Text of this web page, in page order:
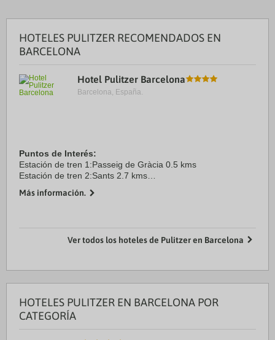
HOTELES PULITZER RECOMENDADOS EN
BARCELONA
Hotel Pulitzer Barcelona
Barcelona, España.
Puntos de Interés:
Estación de tren 1:Passeig de Gràcia 0.5 kms
Estación de tren 2:Sants 2.7 kms
Aeropuerto 2:0 0.0 kms
Más información.
Ver todos los hoteles de Pulitzer en Barcelona
HOTELES PULITZER EN BARCELONA POR
CATEGORÍA